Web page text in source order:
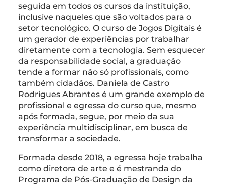
seguida em todos os cursos da instituição,
inclusive naqueles que são voltados para o
setor tecnológico. O curso de Jogos Digitais é
um gerador de experiências por trabalhar
diretamente com a tecnologia. Sem esquecer
da responsabilidade social, a graduação
tende a formar não só profissionais, como
também cidadãos. Daniela de Castro
Rodrigues Abrantes é um grande exemplo de
profissional e egressa do curso que, mesmo
após formada, segue, por meio da sua
experiência multidisciplinar, em busca de
transformar a sociedade.
Formada desde 2018, a egressa hoje trabalha
como diretora de arte e é mestranda do
Programa de Pós-Graduação de Design da